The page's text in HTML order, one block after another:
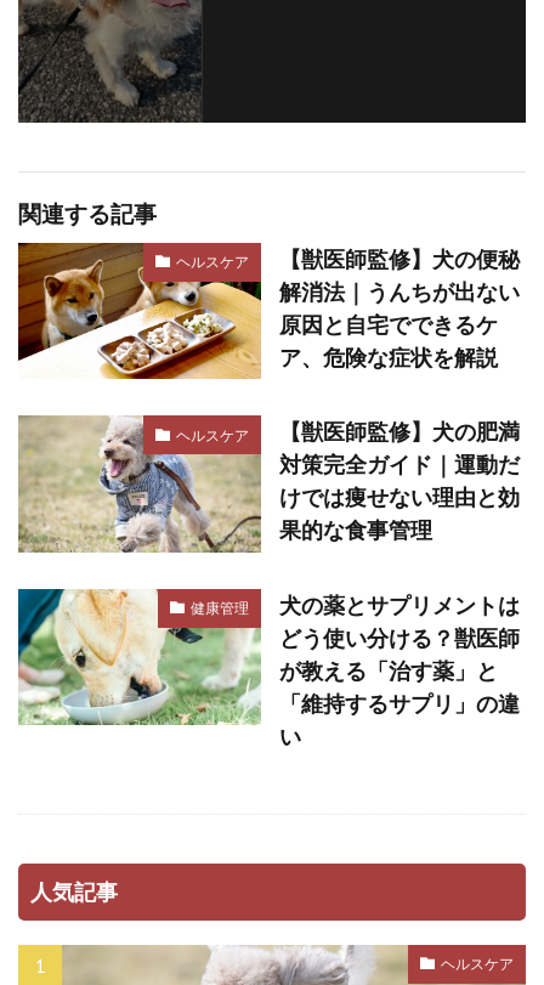
関連する記事
ヘルスケア
【獣医師監修】犬の便秘
解消法｜うんちが出ない
原因と自宅でできるケ
ア、危険な症状を解説
ヘルスケア
【獣医師監修】犬の肥満
対策完全ガイド｜運動だ
けでは痩せない理由と効
果的な食事管理
健康管理
犬の薬とサプリメントは
どう使い分ける？獣医師
が教える「治す薬」と
「維持するサプリ」の違
い
人気記事
ヘルスケア